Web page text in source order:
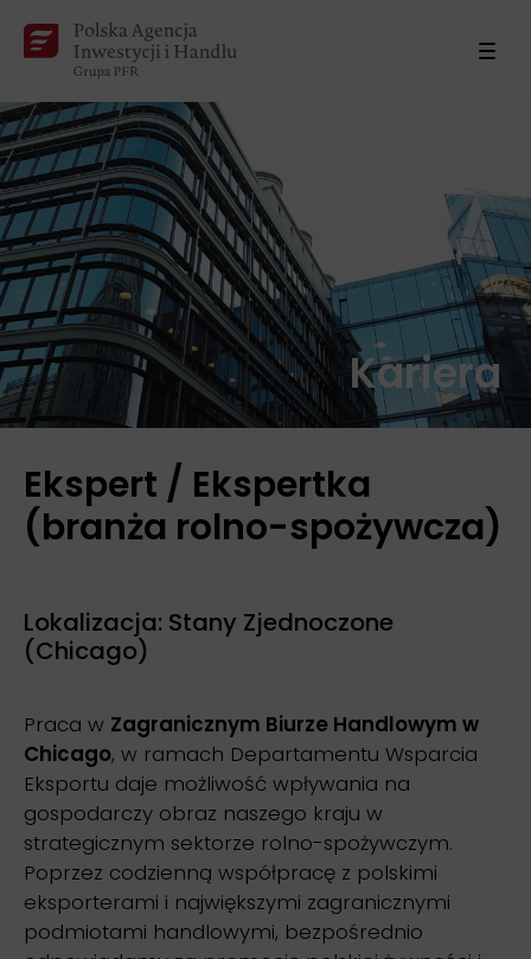
Kariera
Ekspert / Ekspertka
(branża rolno-spożywcza)
Lokalizacja: Stany Zjednoczone
(Chicago)
Praca w Zagranicznym Biurze Handlowym w
Chicago, w ramach Departamentu Wsparcia
Eksportu daje możliwość wpływania na
gospodarczy obraz naszego kraju w
strategicznym sektorze rolno-spożywczym.
Poprzez codzienną współpracę z polskimi
eksporterami i największymi zagranicznymi
podmiotami handlowymi, bezpośrednio